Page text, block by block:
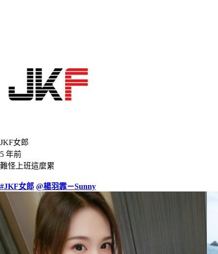
JKF女郎
5 年前
難怪上班這麼累
#JKF女郎 @楊羽霏－Sunny